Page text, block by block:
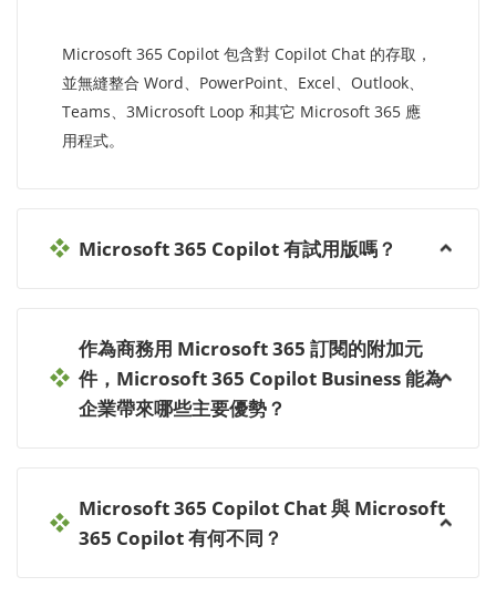
Microsoft 365 Copilot 包含對 Copilot Chat 的存取，
並無縫整合 Word、PowerPoint、Excel、Outlook、
Teams、3Microsoft Loop 和其它 Microsoft 365 應
用程式。
Microsoft 365 Copilot 有試用版嗎？
作為商務用 Microsoft 365 訂閱的附加元
件，Microsoft 365 Copilot Business 能為
企業帶來哪些主要優勢？
Microsoft 365 Copilot Chat 與 Microsoft
365 Copilot 有何不同？